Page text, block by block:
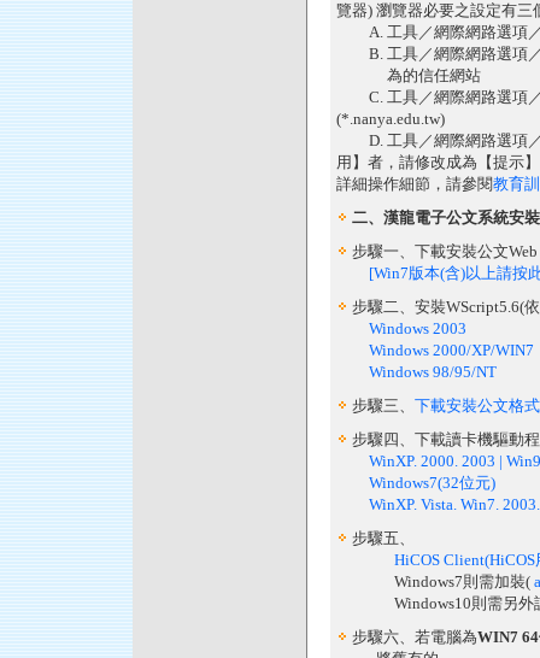
覽器) 瀏覽器必要之設定有三
A. 工具／網際網路選項／
B. 工具／網際網路選項／
為的信任網站
C. 工具／網際網路選項／
(*.nanya.edu.tw)
D. 工具／網際網路選項／
用】者，請修改成為【提示
詳細操作細節，請參閱教育
二、漢龍電子公文系統安裝
步驟一、下載安裝公文
[Win7版本(含)以上請按
步驟二、安裝WScript5.6(
Windows 2003
Windows 2000/XP/WIN7
Windows 98/95/NT
步驟三、 下載安裝公文格
步驟四、下載讀卡機驅動
WinXP. 2000. 2003 |
Windows7(32位元)
WinXP. Vista. Win7.
步驟五、
HiCOS
Windows7則需加裝(
Windows10則需另外
步驟六、若電腦為WIN7